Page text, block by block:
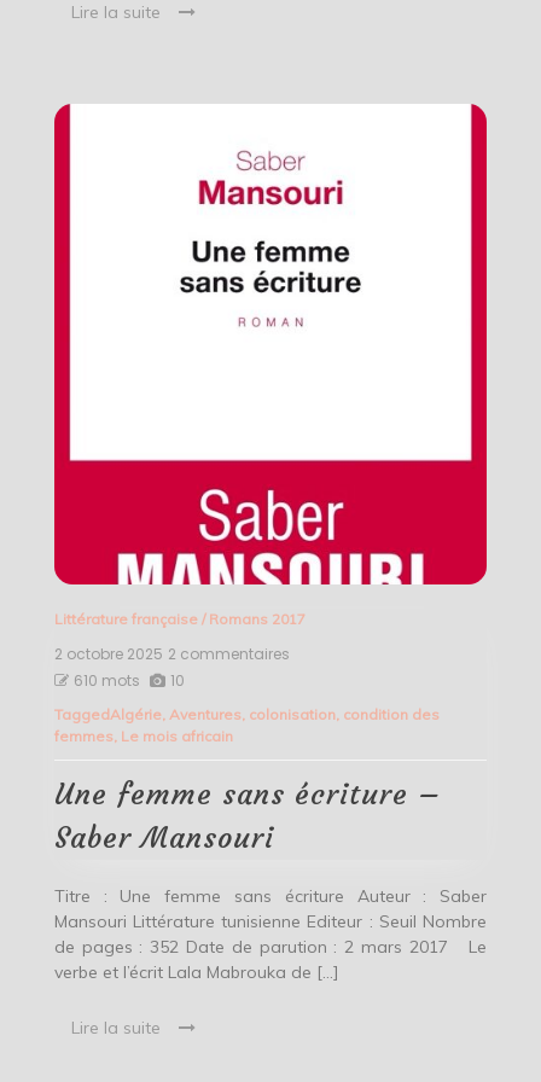
Lire la suite
Littérature française/ Romans 2017
2 octobre 2025 2 commentaires
sans
Saber
Mansouri
610 mots 10
TaggedAlgérie, Aventures colonisation, condition des
femmes Le mois africain
Une femme sans écriture –
Saber Mansouri
Titre : Une femme sans écriture Auteur : Saber
Mansouri Littérature tunisienne Editeur : Seuil Nombre
de pages : 352 Date de parution : 2 mars 2017 Le
verbe et l’écrit Lala Mabrouka de […]
Lire la suite